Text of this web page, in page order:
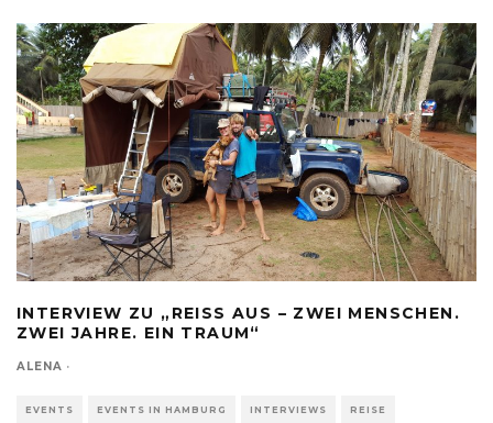
INTERVIEW ZU „REISS AUS – ZWEI MENSCHEN.
ZWEI JAHRE. EIN TRAUM“
ALENA ·
EVENTS EVENTS IN HAMBURG INTERVIEWS REISE